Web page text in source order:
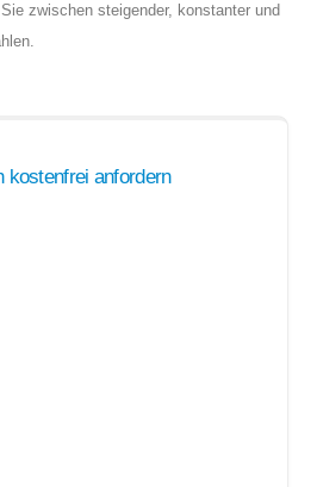
zwischen steigender, konstanter und
kostenfrei anfordern